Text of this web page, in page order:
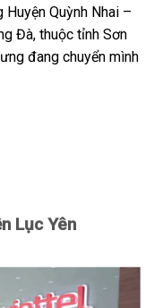
Huyện Quỳnh Nhai –
Đà, thuộc tỉnh Sơn
đang chuyển mình
Lục Yên